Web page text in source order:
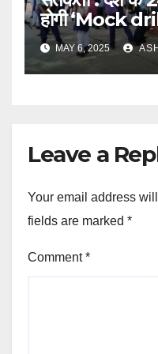
होगी ‘Mock
सायरन, घबराएं नहीं
MAY 6, 2025
Leave a
Your email address
fields are marked *
Comment*